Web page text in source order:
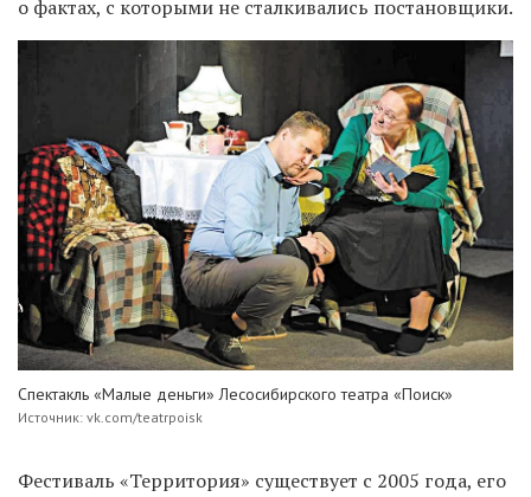
о фактах, с которыми не сталкивались постановщики.
Спектакль «Малые деньги» Лесосибирского театра «Поиск»
Источник: vk.com/teatrpoisk
Фестиваль «Территория» существует с 2005 года, его